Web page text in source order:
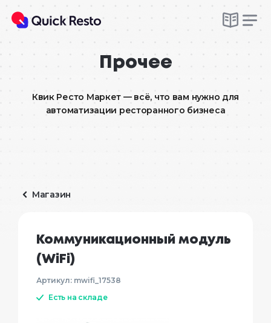
Прочее
Квик Ресто Маркет — всё, что вам нужно для
автоматизации ресторанного бизнеса
Магазин
Коммуникационный модуль
(WiFi)
Артикул: mwifi_17538
Есть на складе